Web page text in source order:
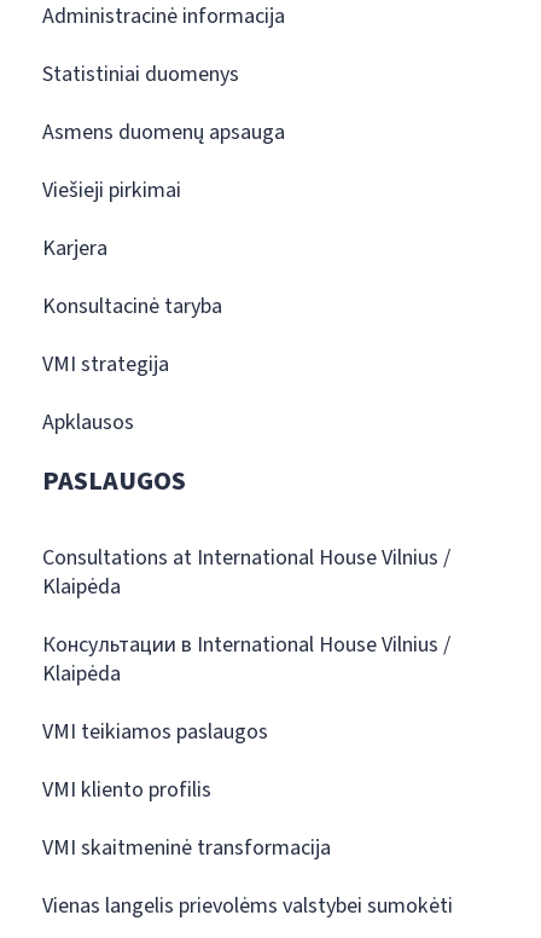
Administracinė informacija
Statistiniai duomenys
Asmens duomenų apsauga
Viešieji pirkimai
Karjera
Konsultacinė taryba
VMI strategija
Apklausos
PASLAUGOS
Consultations at International House Vilnius /
Klaipėda
Консультации в International House Vilnius /
Klaipėda
VMI teikiamos paslaugos
VMI kliento profilis
VMI skaitmeninė transformacija
Vienas langelis prievolėms valstybei sumokėti